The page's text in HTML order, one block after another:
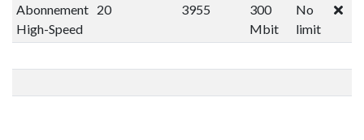
Abonnement
High-Speed
20 3955
300
Mbit
No
limit